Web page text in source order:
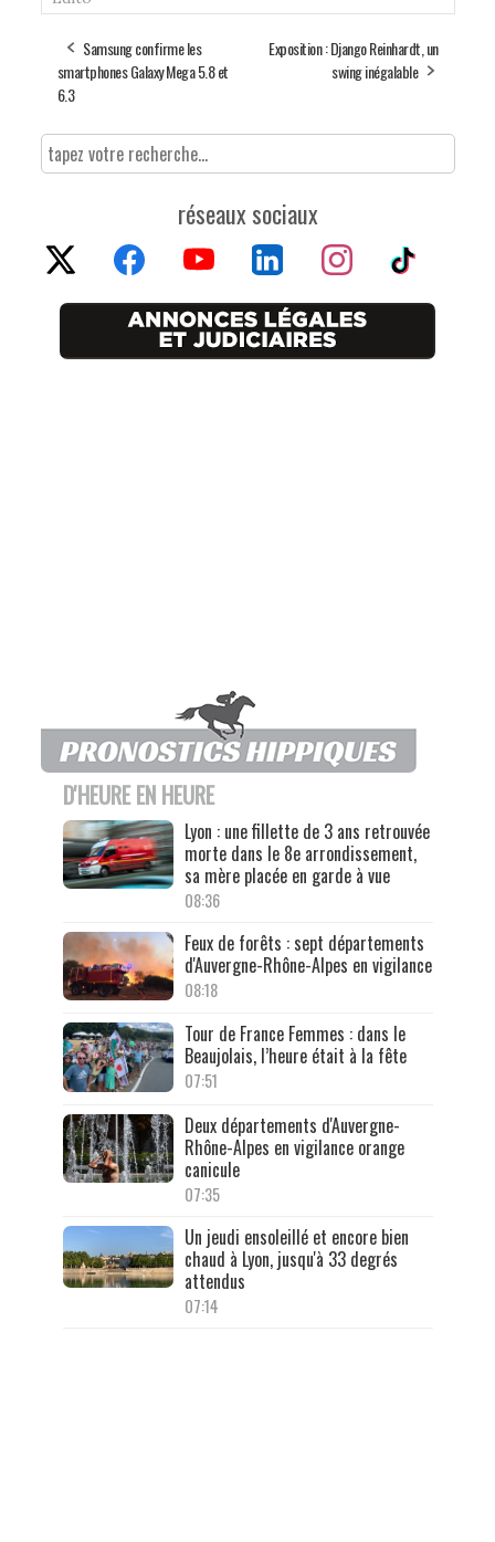
Samsung confirme les
smartphones Galaxy Mega 5.8 et
6.3
Exposition : Django Reinhardt, un
swing inégalable
réseaux sociaux
D'HEURE EN HEURE
Lyon : une fillette de 3 ans retrouvée
morte dans le 8e arrondissement,
sa mère placée en garde à vue
08:36
Feux de forêts : sept départements
d'Auvergne-Rhône-Alpes en vigilance
08:18
Tour de France Femmes : dans le
Beaujolais, l’heure était à la fête
07:51
Deux départements d'Auvergne-
Rhône-Alpes en vigilance orange
canicule
07:35
Un jeudi ensoleillé et encore bien
chaud à Lyon, jusqu'à 33 degrés
attendus
07:14